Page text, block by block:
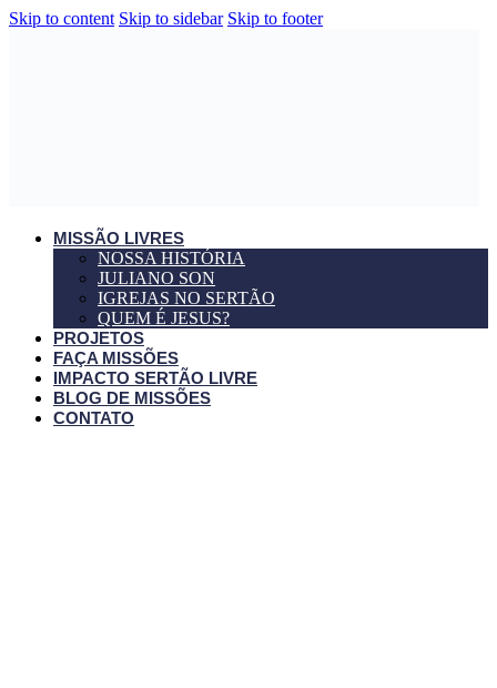
Skip to content Skip to sidebar Skip to footer
MISSÃO LIVRES
NOSSA HISTÓRIA
JULIANO SON
IGREJAS NO SERTÃO
QUEM É JESUS?
PROJETOS
FAÇA MISSÕES
IMPACTO SERTÃO LIVRE
BLOG DE MISSÕES
CONTATO